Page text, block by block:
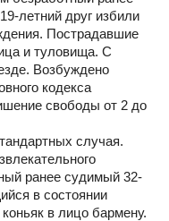
летний друг избили
Пострадавшие
и туловища. С
Возбуждено
кодекса
свободы от 2 до
случая.
ранее судимый 32-
в состоянии
в лицо бармену.